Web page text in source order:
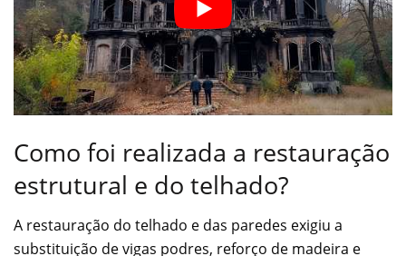
Como foi realizada a restauração
estrutural e do telhado?
A restauração do telhado e das paredes exigiu a
substituição de vigas podres, reforço de madeira e